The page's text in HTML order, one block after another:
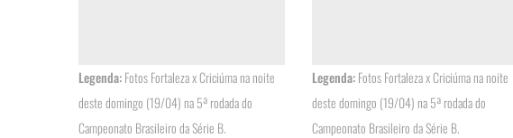
Legenda:Fotos Fortaleza x Criciúma na noite
deste domingo (19/04) na 5ª rodada do
Campeonato Brasileiro da Série B.
Legenda:Fotos Fortaleza x Criciúma na noite
deste domingo (19/04) na 5ª rodada do
Campeonato Brasileiro da Série B.